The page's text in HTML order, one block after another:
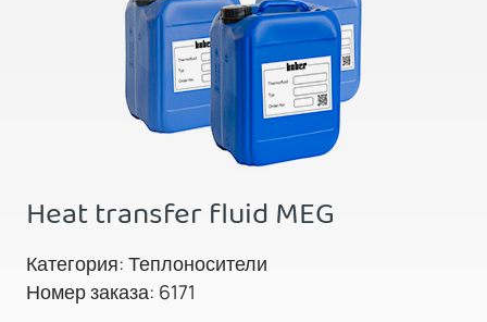
Heat transfer fluid MEG
Категория: Теплоносители
Номер заказа: 6171